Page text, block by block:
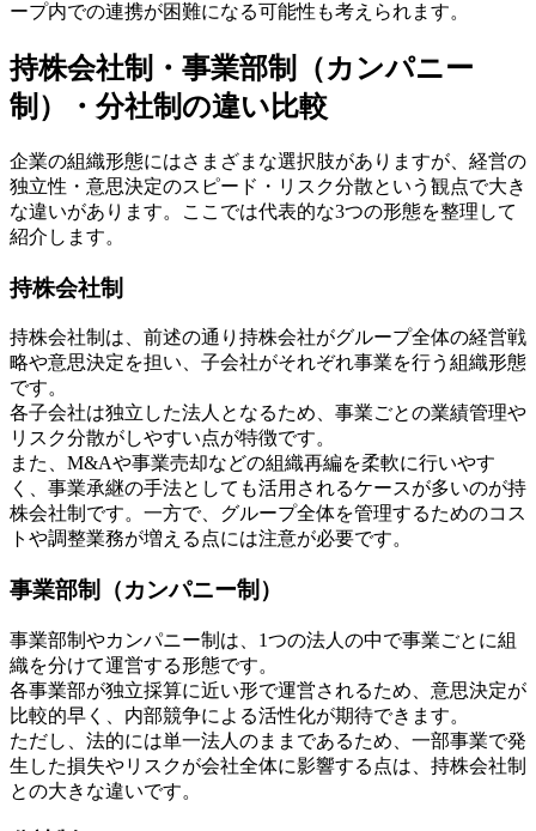
ープ内での連携が困難になる可能性も考えられます。
持株会社制・事業部制（カンパニー
制）・分社制の違い比較
企業の組織形態にはさまざまな選択肢がありますが、経営の
独立性・意思決定のスピード・リスク分散という観点で大き
な違いがあります。ここでは代表的な3つの形態を整理して
紹介します。
持株会社制
持株会社制は、前述の通り持株会社がグループ全体の経営戦
略や意思決定を担い、子会社がそれぞれ事業を行う組織形態
です。
各子会社は独立した法人となるため、事業ごとの業績管理や
リスク分散がしやすい点が特徴です。
また、M&Aや事業売却などの組織再編を柔軟に行いやす
く、事業承継の手法としても活用されるケースが多いのが持
株会社制です。一方で、グループ全体を管理するためのコス
トや調整業務が増える点には注意が必要です。
事業部制（カンパニー制）
事業部制やカンパニー制は、1つの法人の中で事業ごとに組
織を分けて運営する形態です。
各事業部が独立採算に近い形で運営されるため、意思決定が
比較的早く、内部競争による活性化が期待できます。
ただし、法的には単一法人のままであるため、一部事業で発
生した損失やリスクが会社全体に影響する点は、持株会社制
との大きな違いです。